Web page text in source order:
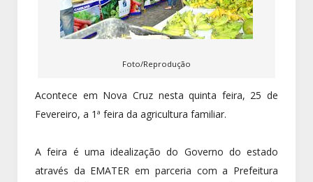
Foto/Reprodução
Acontece em Nova Cruz nesta quinta feira, 25 de
Fevereiro, a 1ª feira da agricultura familiar.
A feira é uma idealização do Governo do estado
através da EMATER em parceria com a Prefeitura